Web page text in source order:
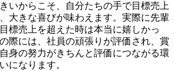
いからこそ、自分たちの手で目標売上
大きな喜びが味わえます。実際に先輩
標売上を超えた時は本当に嬉しかっ
際には、社員の頑張りが評価され、賞
身の努力がきちんと評価につながる環
になります。